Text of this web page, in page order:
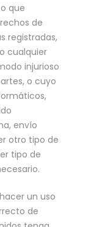
que
de
registradas,
cualquier
injurioso
o cuyo
envío
otro tipo de
tipo de
un uso
de